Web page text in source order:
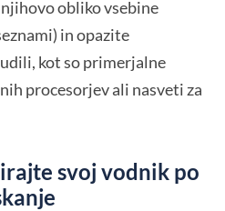
obliko vsebine
in opazite
kot so primerjalne
procesorjev ali nasveti za
svoj vodnik po